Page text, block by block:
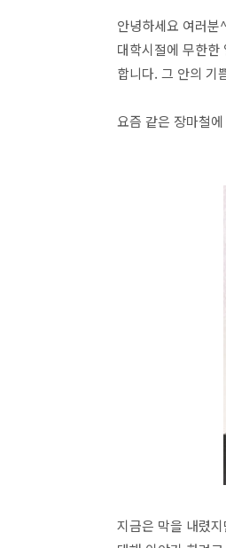
안녕하세요 여러
대학시절에 무한
합니다. 그 안의 기
요즘 같은 장마철
지금은 막을 내렸